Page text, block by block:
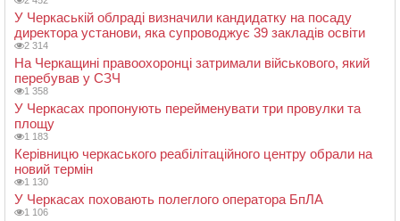
У Черкаській облраді визначили кандидатку на посаду
директора установи, яка супроводжує 39 закладів освіти
2 314
На Черкащині правоохоронці затримали військового, який
перебував у СЗЧ
1 358
У Черкасах пропонують перейменувати три провулки та
площу
1 183
Керівницю черкаського реабілітаційного центру обрали на
новий термін
1 130
У Черкасах поховають полеглого оператора БпЛА
1 106